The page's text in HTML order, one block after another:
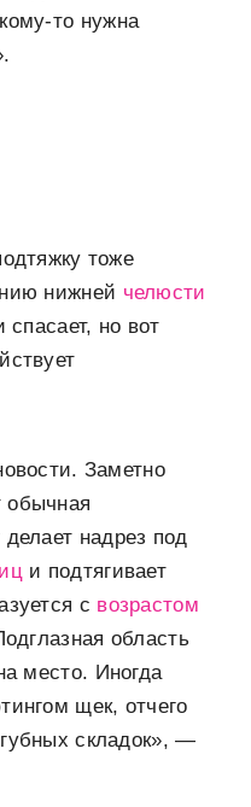
то нужна
тоже
нижней челюсти
спасает, но вот
Заметно
надрез под
и подтягивает
с возрастом
область
место. Иногда
щек, отчего
складок», —